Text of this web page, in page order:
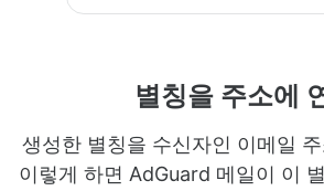
별칭을 주소에
생성한 별칭을 수신자인 이메일
이렇게 하면 AdGuard 메일이 이